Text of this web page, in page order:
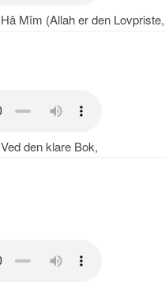
Hâ Mîm (Allah er den
Ved den klare Bok,